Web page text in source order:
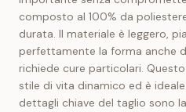
composto al 100% da
durata. Il materiale è leggero,
perfettamente la forma anche
richiede cure particolari.
stile di vita dinamico ed è
dettagli chiave del taglio sono